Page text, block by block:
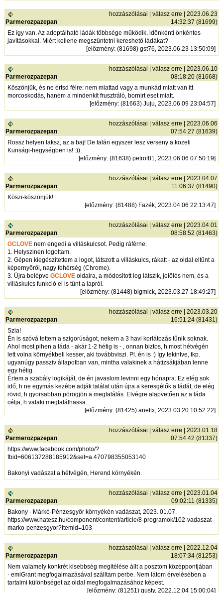
Parmerozpazepan
hozzászólásai |válasz erre | 2023.06.23
14:32:37 (81699)
Ez így van. Az adoptálható ládák többsége működik, időnkénti önkéntes
javításokkal. Miért kellene megszüntetni kereshető ládákat?
[előzmény: (81698) gst76, 2023.06.23 13:50:09]
Parmerozpazepan
hozzászólásai |válasz erre | 2023.06.10
08:18:20 (81668)
Köszönjük, és ne értsd félre: nem miattad vagy a munkád miatt van itt
morcoskodás, hanem a mindenkit frusztráló, bornirt eset miatt.
[előzmény: (81663) Juju, 2023.06.09 23:04:57]
Parmerozpazepan
hozzászólásai |válasz erre | 2023.06.06
07:54:27 (81639)
Rossz helyen laksz, az a baj! De talán egyszer lesz verseny a közeli
Kunsági-hegységben is! :))
[előzmény: (81638) petrot81, 2023.06.06 07:50:19]
Parmerozpazepan
hozzászólásai |válasz erre | 2023.04.07
11:06:37 (81490)
Köszi-köszönjük!
[előzmény: (81488) Fazék, 2023.04.06 22:13:47]
Parmerozpazepan
hozzászólásai |válasz erre | 2023.04.01
08:58:52 (81463)
GCLOVE nem engedi a villáskulcsot. Pedig ráférne.
1. Helyszinen logoltam.
2. Gépen kiegészitettem a logot, látszott a villáskulcs, rákatt - az oldal eltűnt a
képernyőről, nagy fehérség (Chrome).
3. Újra belépveGCLOVE oldalra, a módositott log látszik, jelölés nem, és a
villáskulcs funkció el is tűnt a lapról.
[előzmény: (81448) bigmick, 2023.03.27 18:49:27]
Parmerozpazepan
hozzászólásai |válasz erre | 2023.03.20
16:51:24 (81431)
Szia!
Én is szóvá tettem a szigorúságot, nekem a 3 havi korlátozás tűnik soknak.
Ahol most pihen a láda - akár 1-2 hétig is - , onnan biztos, h most hétvégén
lett volna környékbeli kesser, aki továbbviszi. Pl. én is :) Igy tekintve, tkp.
ugyanúgy passziv állapotban van, mintha valakinek a hátizsákjában lenne
egy hétig.
Értem a szabály logikáját, de én javaslom levinni egy hónapra. Ez elég sok
idő, h ne egymás kezébe adják találat után újra a keresgélők a ládát, de elég
rövid, h gyorsabban pörögjön a megtalálás. Elvégre alapvetően az a láda
célja, h valaki megtalálhassa....
[előzmény: (81425) anettx, 2023.03.20 10:52:22]
Parmerozpazepan
hozzászólásai |válasz erre | 2023.01.18
07:54:42 (81337)
https://www.facebook.com/photo/?
fbid=606137288185912&set=a.470798355053140
Bakonyi vadászat a hétvégén, Herend környékén.
Parmerozpazepan
hozzászólásai |válasz erre | 2023.01.04
09:02:11 (81335)
Bakony - Márkó-Pénzesgyőr környékén vadászat, 2023. 01.07.
https://www.hatesz.hu/component/content/article/8-programok/102-vadaszat-
marko-penzesgyor?Itemid=103
Parmerozpazepan
hozzászólásai |válasz erre | 2022.12.04
18:07:34 (81253)
Nem valamely konkrét kisebbség megitélése állt a posztom középpontjában
- emiGrant megfogalmazásával szálltam perbe. Nem látom érvelésében a
tartalmi különbséget az oldal megfogalmazásához képest.
[előzmény: (81251) gusty, 2022.12.04 15:00:04]